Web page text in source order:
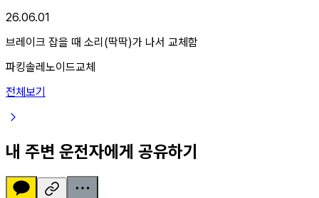
26.06.01
브레이크 잡을 때 소리(딱딱)가 나서 교체함
파킹솔레노이드교체
전체보기
내 주변 운전자에게 공유하기